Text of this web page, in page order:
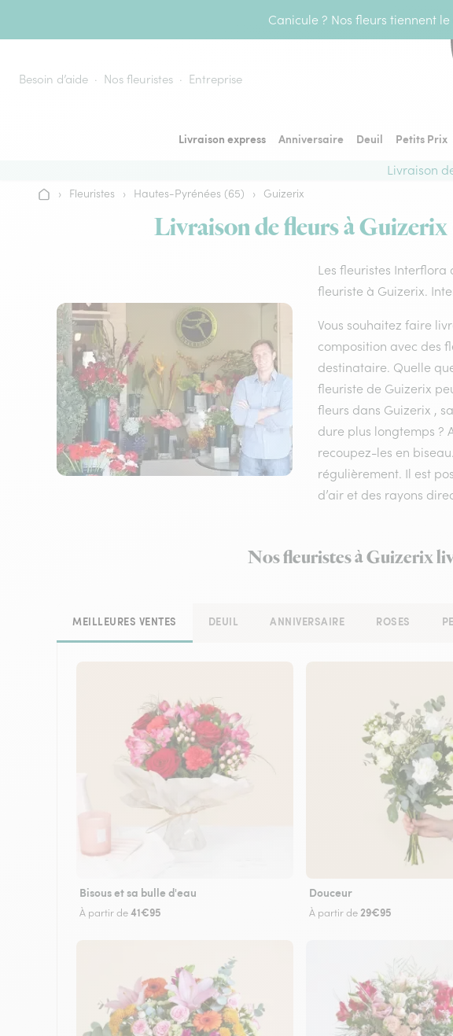
Canicule ? Nos fleurs tiennent
Besoin d’aide Nos fleuristes Entreprise
Livraison express Anniversaire Deuil Petits Prix
Livraison
Accueil
› Fleuristes › Hautes-Pyrénées (65) › Guizerix
Livraison de fleurs à
Les fleuristes
fleuriste à Guizerix.
Vous souhaitez faire
composition avec des
destinataire. Quelle
fleuriste de Guizerix
fleurs dans Guizerix ,
dure plus longtemps ?
recoupez-les en
régulièrement. Il est
d’air et des rayons
Nos fleuristes à Guizerix
MEILLEURES VENTES DEUIL ANNIVERSAIRE ROSES
Bisous et sa bulle d'eau
À partir de41€95
Douceur
À partir de 29€95